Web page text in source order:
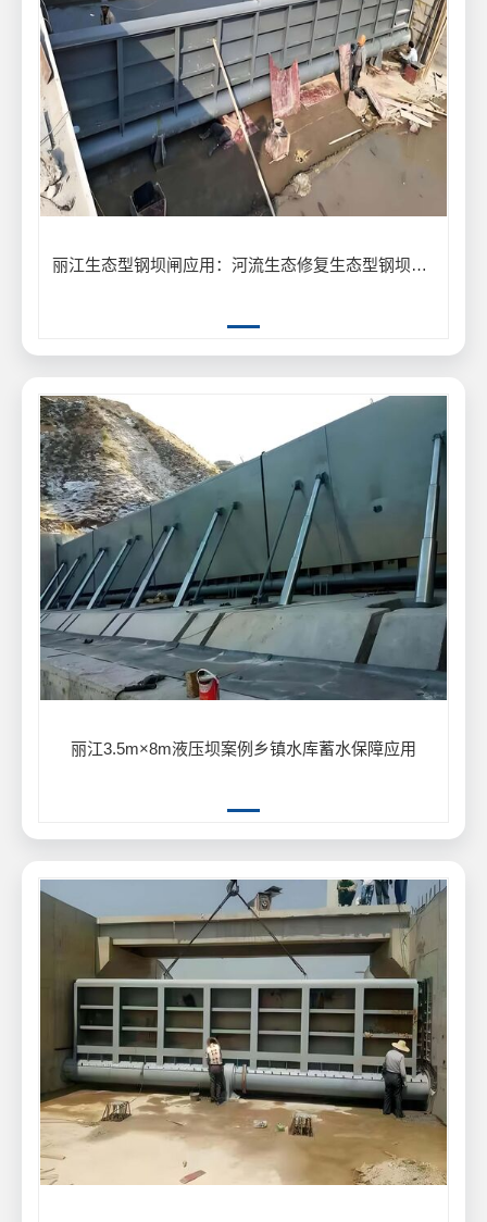
丽江生态型钢坝闸应用：河流生态修复生态型钢坝闸保护生物多样性案例
丽江3.5m×8m液压坝案例乡镇水库蓄水保障应用